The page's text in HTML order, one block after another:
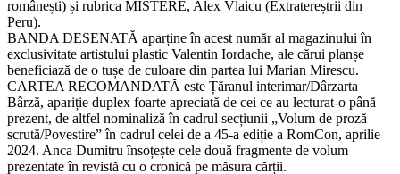
românești) și rubrica MISTERE, Alex Vlaicu (Extratereștrii din
Peru).
BANDA DESENATĂ aparține în acest număr al magazinului în
exclusivitate artistului plastic Valentin Iordache, ale cărui planșe
beneficiază de o tușe de culoare din partea lui Marian Mirescu.
CARTEA RECOMANDATĂ este Țăranul interimar/Dârzarta
Bârză, apariție duplex foarte apreciată de cei ce au lecturat-o până
prezent, de altfel nominaliză în cadrul secțiunii „Volum de proză
scrută/Povestire” în cadrul celei de a 45-a ediție a RomCon, aprilie
2024. Anca Dumitru însoțește cele două fragmente de volum
prezentate în revistă cu o cronică pe măsura cărții.